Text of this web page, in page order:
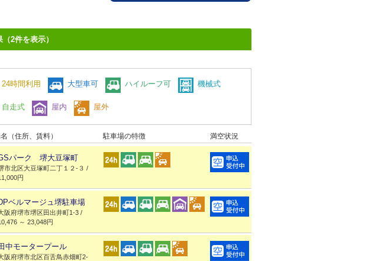
2件を表示）
24時間利用 大型車可 ハイルーフ可 機械式
自走式 屋内 屋外
（住所、賃料） 駐車場の特徴 満空状況
パーク 堺大豆塚町
市北区大豆塚町二丁１２-３ /
円
ベルマージュ堺駐車場
阪府堺市堺区田出井町1-3 /
～ 23,048円
中モータープール
阪府堺市北区百舌鳥赤畑町2-